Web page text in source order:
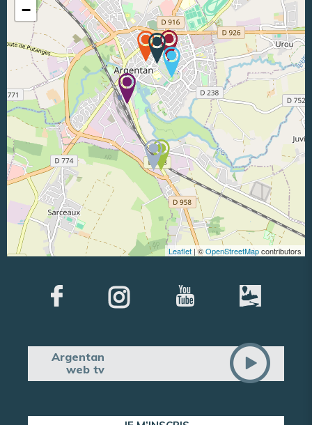
−
Leaflet | ©OpenStreetMapcontributors
Argentan
web tv